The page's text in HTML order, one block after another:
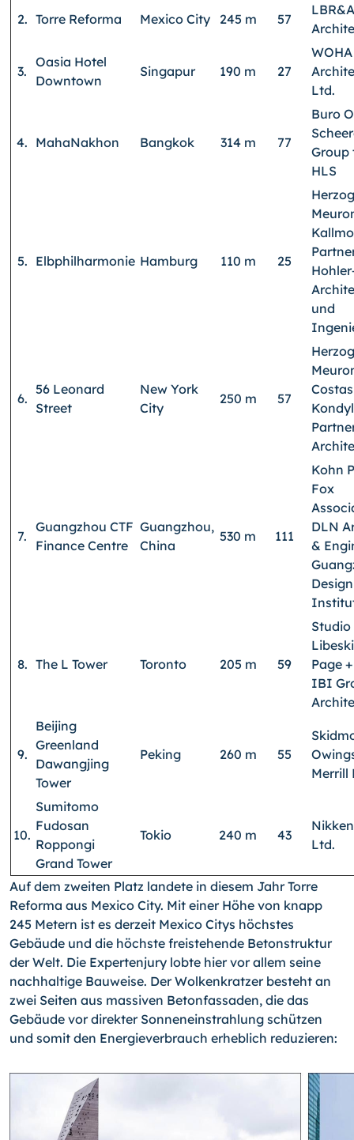
2. Torre Reforma Mexico City 245 m 57
LBR&A
3.
Oasia Hotel
Downtown
Singapur 190 m 27
WOHA
Ltd.
4. MahaNakhon Bangkok 314 m 77
Buro
Group
HLS
5. Elbphilharmonie Hamburg 110 m 25
und
6.
56 Leonard
Street
New York
City
250 m 57
Costas
7.
Guangzhou CTF
Finance Centre
Guangzhou,
China
530 m 111
Kohn
Fox
DLN
&
Design
8. The L Tower Toronto 205 m 59
Studio
Page
IBI
9.
Beijing
Greenland
Dawangjing
Tower
Peking 260 m 55
Merrill
10.
Sumitomo
Fudosan
Roppongi
Grand Tower
Tokio 240 m 43
Ltd.
Auf dem zweiten Platz landete in diesem Jahr Torre
Reforma aus Mexico City. Mit einer Höhe von knapp
245 Metern ist es derzeit Mexico Citys höchstes
Gebäude und die höchste freistehende Betonstruktur
der Welt. Die Expertenjury lobte hier vor allem seine
nachhaltige Bauweise. Der Wolkenkratzer besteht an
zwei Seiten aus massiven Betonfassaden, die das
Gebäude vor direkter Sonneneinstrahlung schützen
und somit den Energieverbrauch erheblich reduzieren: